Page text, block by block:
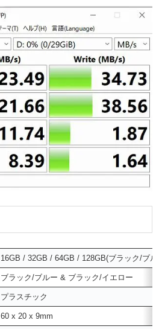
16GB / 32GB / 64GB / 128GB(ブラック/ブ
ブラック/ブルー & ブラック/イエロー
プラスチック
60 x 20 x 9mm